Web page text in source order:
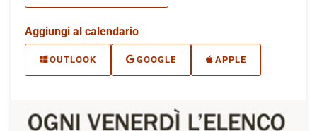
Aggiungi al calendario
OUTLOOK GOOGLE APPLE